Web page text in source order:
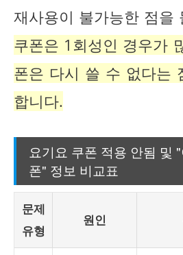
재사용이 불가능한 점을
쿠폰은 1회성인 경우가
폰은 다시 쓸 수 없다는
합니다.
요기요 쿠폰 적용 안됨 및
폰" 정보 비교표
문제
유형
원인